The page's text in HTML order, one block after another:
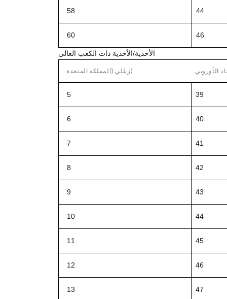
58 44
60 46
الأحذية/الأحذية ذات الكعب العالي
زيللي (المملكة المتحدة) الأوروبي
5 39
6 40
7 41
8 42
9 43
10 44
11 45
12 46
13 47